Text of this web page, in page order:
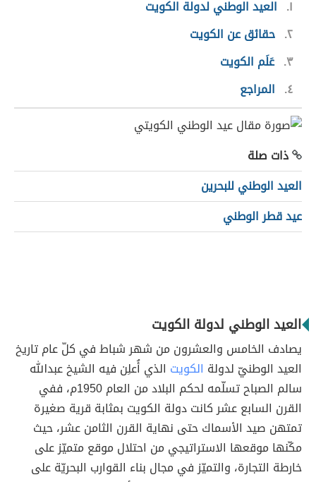
١
العيد الوطني لدولة الكويت
٢ حقائق عن الكويت
٣ عَلَم الكويت
٤
المراجع
ذات صلة
العيد الوطني للبحرين
عيد قطر الوطني
العيد الوطني لدولة الكويت
يصادف الخامس والعشرون من شهر شباط في كلّ عام تاريخ
العيد الوطنيّ لدولة الكويت الذي أُعلِن فيه الشيخ عبدالله
سالم الصباح تسلّمه لحكم البلاد من العام 1950م، ففي
القرن السابع عشر كانت دولة الكويت بمثابة قرية صغيرة
تمتهن صيد الأسماك حتى نهاية القرن الثامن عشر، حيث
مكّنها موقعها الاستراتيجي من احتلال موقع متميّز على
خارطة التجارة، والتميّز في مجال بناء القوارب البحريّة على